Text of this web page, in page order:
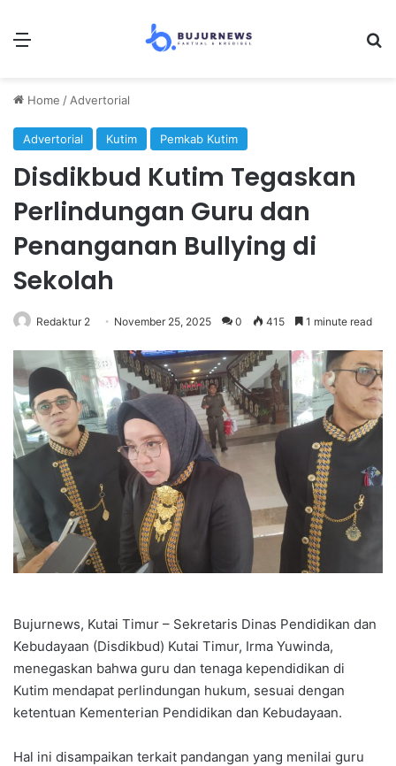
Menu
Home / Advertorial
Advertorial Kutim Pemkab Kutim
Disdikbud Kutim Tegaskan
Perlindungan Guru dan
Penanganan Bullying di
Sekolah
Redaktur 2 November 25, 2025 0 415 1 minute read
Bujurnews, Kutai Timur – Sekretaris Dinas Pendidikan dan
Kebudayaan (Disdikbud) Kutai Timur, Irma Yuwinda,
menegaskan bahwa guru dan tenaga kependidikan di
Kutim mendapat perlindungan hukum, sesuai dengan
ketentuan Kementerian Pendidikan dan Kebudayaan.
Hal ini disampaikan terkait pandangan yang menilai guru